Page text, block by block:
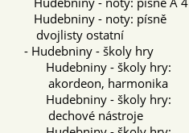
Hudebniny - noty: písně
dvojlisty ostatní
- Hudebniny - školy hry
Hudebniny - školy hry:
akordeon, harmonika
Hudebniny - školy hry:
dechové nástroje